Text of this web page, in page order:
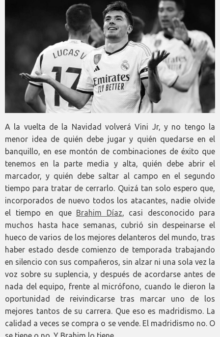
A la vuelta de la Navidad volverá Vini Jr, y no tengo la
menor idea de quién debe jugar y quién quedarse en el
banquillo, en ese montón de combinaciones de éxito que
tenemos en la parte media y alta, quién debe abrir el
marcador, y quién debe saltar al campo en el segundo
tiempo para tratar de cerrarlo. Quizá tan solo espero que,
incorporados de nuevo todos los atacantes, nadie olvide
el tiempo en que Brahim Díaz, casi desconocido para
muchos hasta hace semanas, cubrió sin despeinarse el
hueco de varios de los mejores delanteros del mundo, tras
haber estado desde comienzo de temporada trabajando
en silencio con sus compañeros, sin alzar ni una sola vez la
voz sobre su suplencia, y después de acordarse antes de
nada del equipo, frente al micrófono, cuando le dieron la
oportunidad de reivindicarse tras marcar uno de los
mejores tantos de su carrera. Que eso es madridismo. La
calidad a veces se compra o se vende. El madridismo no. O